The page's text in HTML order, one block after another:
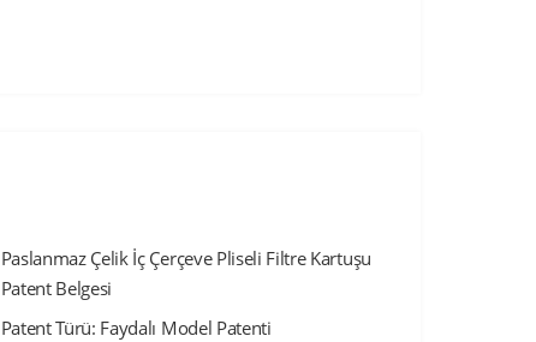
Paslanmaz Çelik İç Çerçeve Pliseli Filtre Kartuşu
Patent Belgesi
Patent Türü: Faydalı Model Patenti